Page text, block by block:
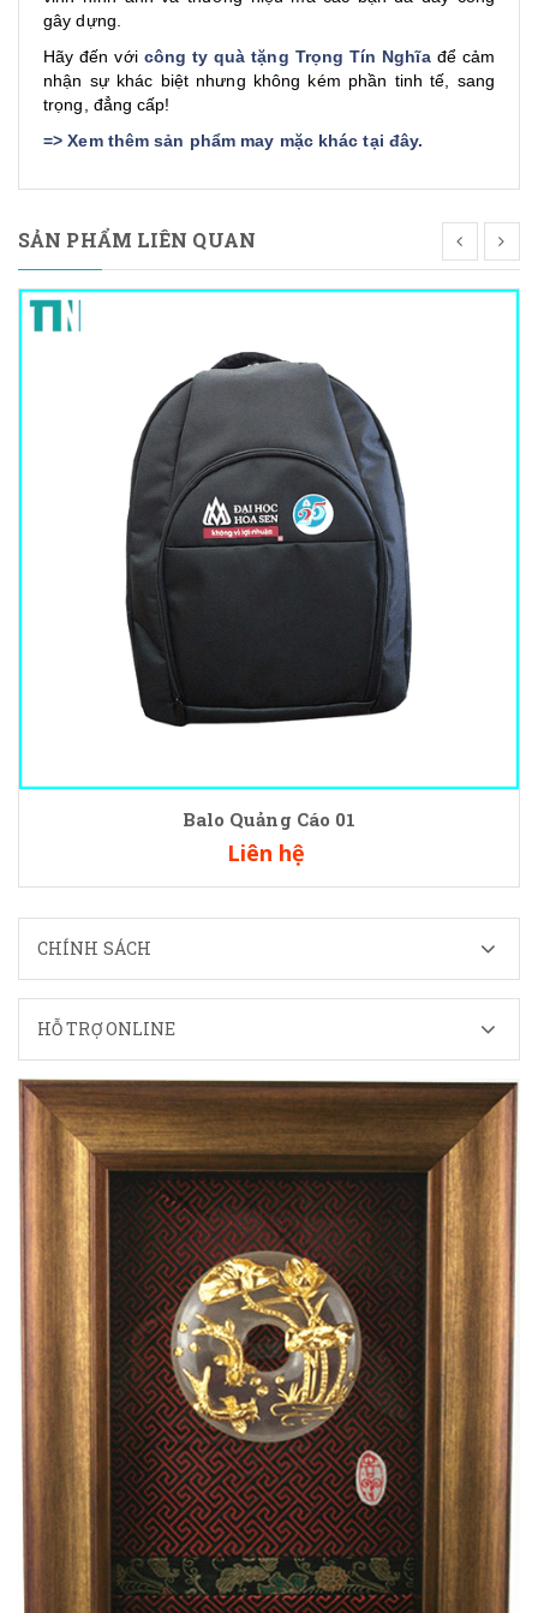
gây dựng.
Hãy đến với công ty quà tặng Trọng Tín Nghĩađể cảm
nhận sự khác biệt nhưng không kém phần tinh tế, sang
trọng, đẳng cấp!
=>Xem thêm sản phẩm may mặc khác tại đây.
SẢN PHẨM LIÊN QUAN
Balo Quảng Cáo 01
Liên hệ
CHÍNH SÁCH
HỖ TRỢ ONLINE